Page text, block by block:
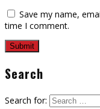
Save my name,
time I comment.
Search
Search for: